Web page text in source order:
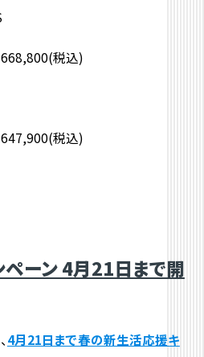
668,800(税込)
647,900(税込)
ーン 4月21日まで開
4月21日まで春の新生活応援キ